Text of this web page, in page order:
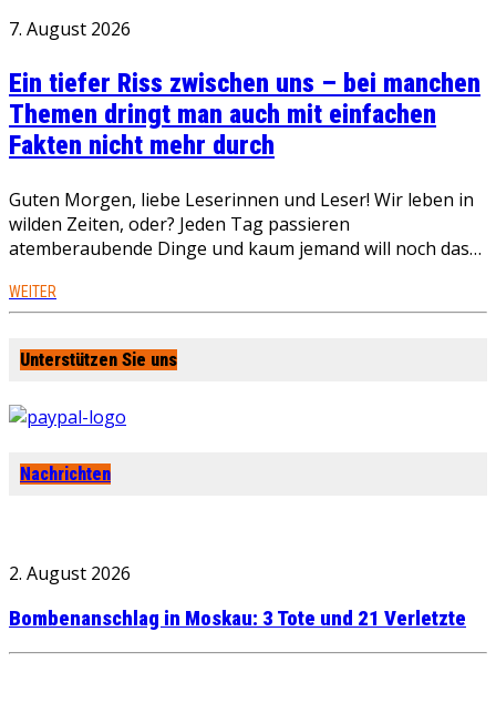
7. August 2026
Ein tiefer Riss zwischen uns – bei manchen
Themen dringt man auch mit einfachen
Fakten nicht mehr durch
Guten Morgen, liebe Leserinnen und Leser! Wir leben in
wilden Zeiten, oder? Jeden Tag passieren
atemberaubende Dinge und kaum jemand will noch das…
WEITER
Unterstützen Sie uns
Nachrichten
2. August 2026
Bombenanschlag in Moskau: 3 Tote und 21 Verletzte